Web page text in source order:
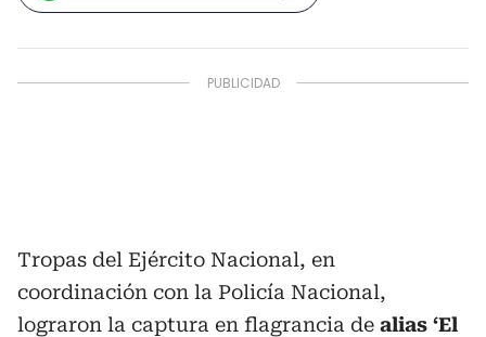
Tropas del Ejército Nacional, en
coordinación con la Policía Nacional,
lograron la captura en flagrancia de alias ‘El